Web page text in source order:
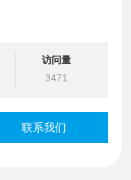
访问量
3471
联系我们